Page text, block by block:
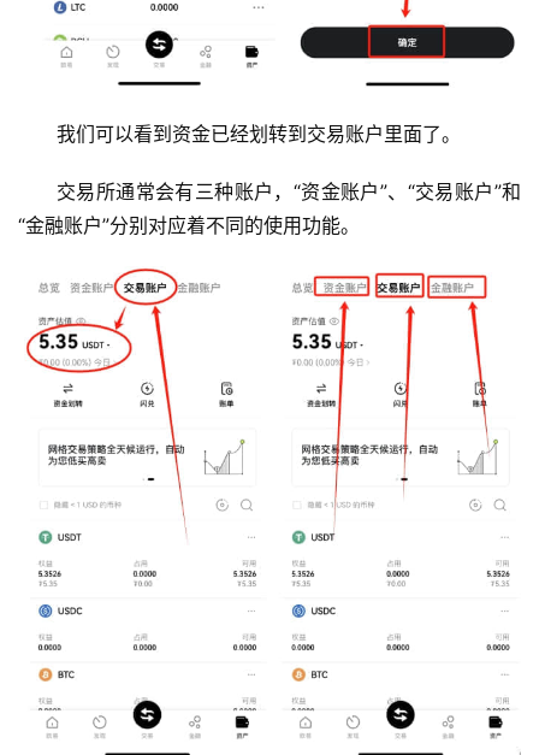
币
圈
新
闻
行
情
我们可以看到资金已经划转到交易账户里面了。
交易所通常会有三种账户，“资金账户”、“交易账户”和
“金融账户”分别对应着不同的使用功能。